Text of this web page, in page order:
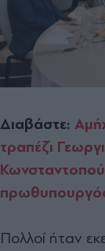
Διαβάστε:
τραπέζι
Πολλοί ήταν